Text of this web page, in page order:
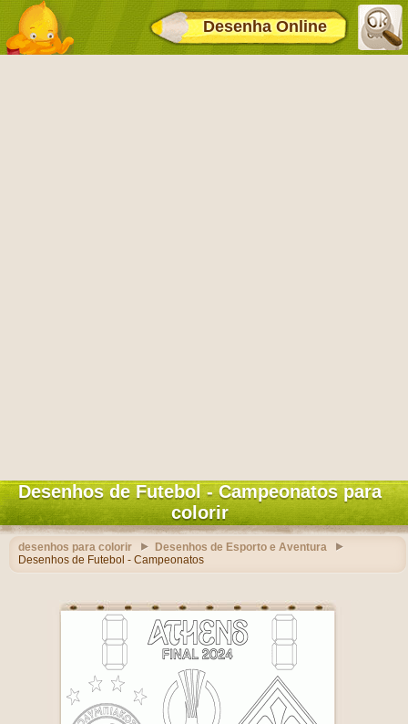
Desenha Online
Desenhos de Futebol - Campeonatos para
colorir
desenhos para colorir
Desenhos de Esporto e Aventura
Desenhos de Futebol - Campeonatos